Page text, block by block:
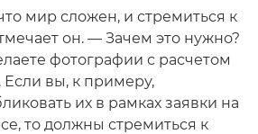
мир сложен, и стремиться к
он. — Зачем это нужно?
фотографии с расчетом
Если вы, к примеру,
их в рамках заявки на
то должны стремиться к